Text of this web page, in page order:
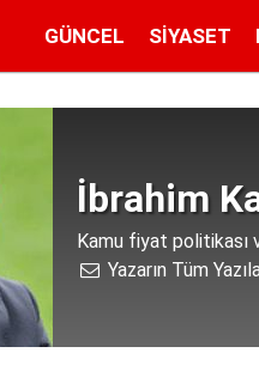
GÜNCEL SIYASET
İbrahim
Kamu fiyat politikası
Yazarın Tüm